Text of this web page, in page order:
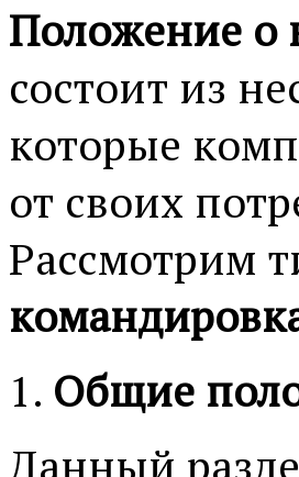
Положение о
состоит из
которые
от своих
Рассмотрим
Общие
Данный